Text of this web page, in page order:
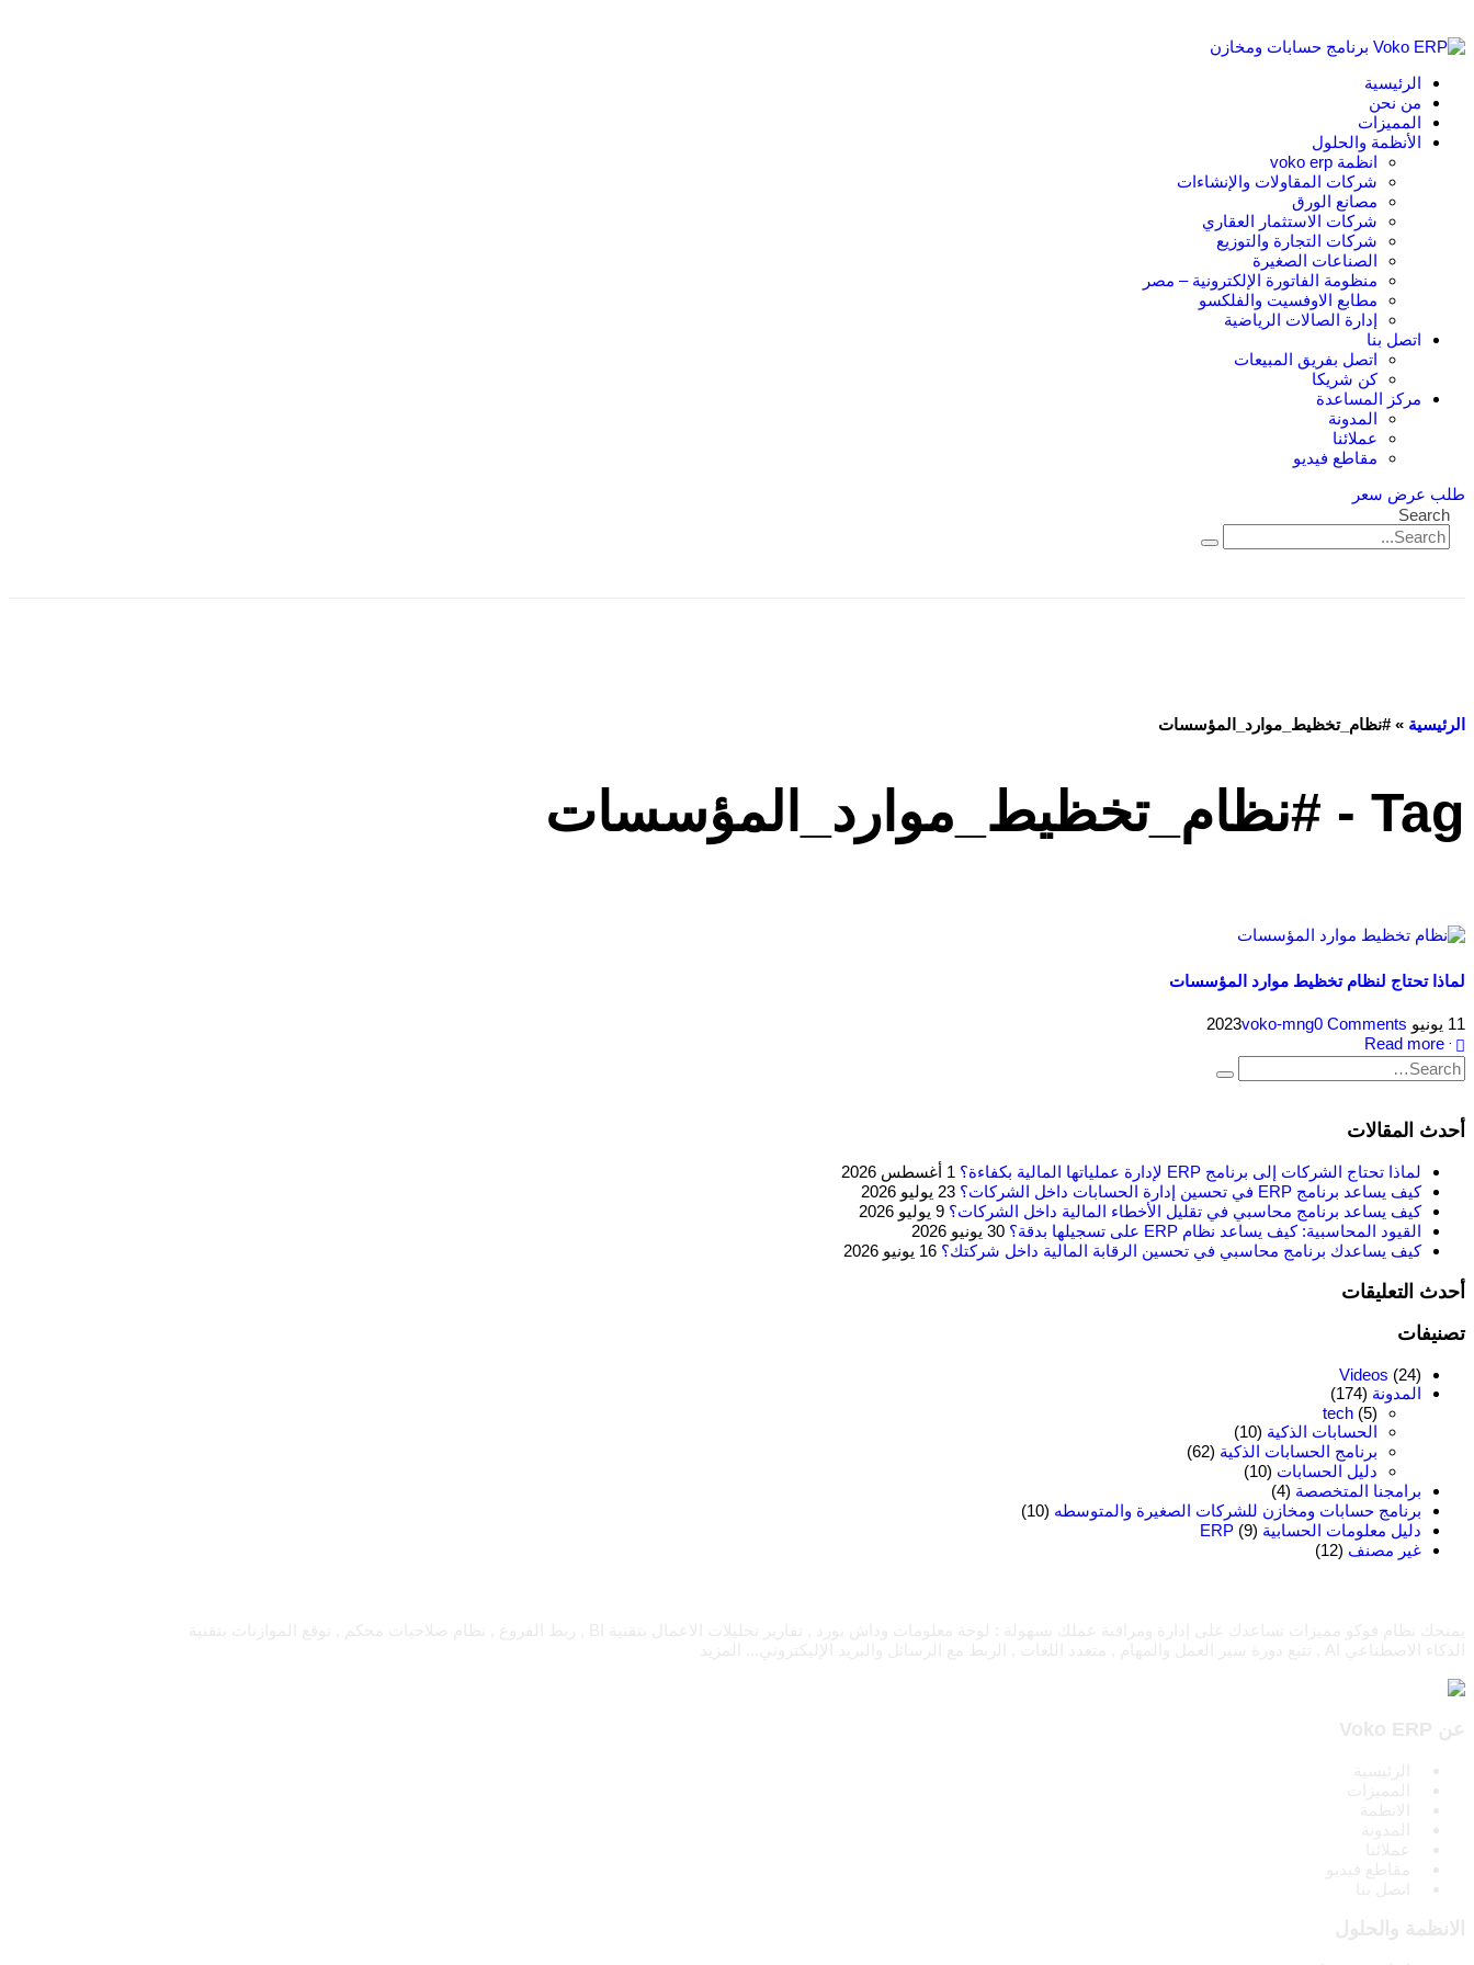
الرئيسية
من نحن
المميزات
الأنظمة والحلول
انظمة voko erp
شركات المقاولات والإنشاءات
مصانع الورق
شركات الاستثمار العقاري
شركات التجارة والتوزيع
الصناعات الصغيرة
منظومة الفاتورة الإلكترونية – مصر
مطابع الاوفسيت والفلكسو
إدارة الصالات الرياضية
اتصل بنا
اتصل بفريق المبيعات
كن شريكا
مركز المساعدة
المدونة
عملائنا
مقاطع فيديو
طلب عرض سعر
Search
الرئيسية »#نظام_تخظيط_موارد_المؤسسات
Tag - #نظام_تخظيط_موارد_المؤسسات
لماذا تحتاج لنظام تخظيط موارد المؤسسات
11 يونيو 2023 voko-mng0 Comments
Read more +
أحدث المقالات
لماذا تحتاج الشركات إلى برنامج ERP لإدارة عملياتها المالية بكفاءة؟
1 أغسطس 2026
كيف يساعد برنامج ERP في تحسين إدارة الحسابات داخل الشركات؟
23 يوليو 2026
كيف يساعد برنامج محاسبي في تقليل الأخطاء المالية داخل الشركات؟ 9 يوليو 2026
القيود المحاسبية: كيف يساعد نظام ERP على تسجيلها بدقة؟
30 يونيو 2026
كيف يساعدك برنامج محاسبي في تحسين الرقابة المالية داخل شركتك؟ 16 يونيو 2026
أحدث التعليقات
تصنيفات
Videos (24)
المدونة (174)
tech (5)
الحسابات الذكية (10)
برنامج الحسابات الذكية (62)
دليل الحسابات (10)
برامجنا المتخصصة (4)
برنامج حسابات ومخازن للشركات الصغيرة والمتوسطه (10)
دليل معلومات الحسابية ERP (9)
غير مصنف (12)